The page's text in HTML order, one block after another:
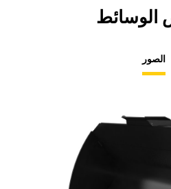
الوسائط
الصور